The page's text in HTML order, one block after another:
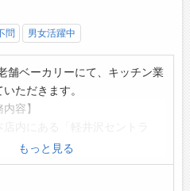
問 男女活躍中
舗ベーカリーにて、キッチン業
ただきます。
容】
にて、店舗で販売する洋風総菜
ドイッチ、サラダなどの調理・
す。
もっと見る